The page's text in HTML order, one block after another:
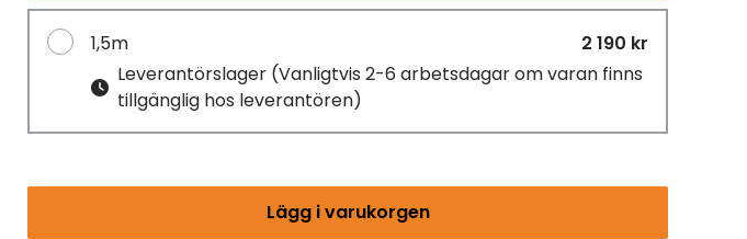
1,5m
2 190 kr
Leverantörslager (Vanligtvis 2-6 arbetsdagar om varan finns
tillgänglig hos leverantören)
Lägg i varukorgen